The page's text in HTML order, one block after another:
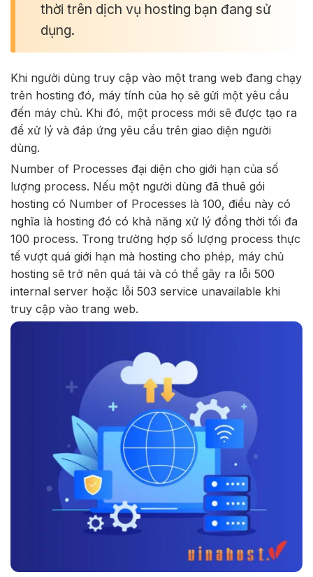
thời trên dịch vụ hosting bạn đang sử
dụng.
Khi người dùng truy cập vào một trang web đang chạy
trên hosting đó, máy tính của họ sẽ gửi một yêu cầu
đến máy chủ. Khi đó, một process mới sẽ được tạo ra
để xử lý và đáp ứng yêu cầu trên giao diện người
dùng.
Number of Processes đại diện cho giới hạn của số
lượng process. Nếu một người dùng đã thuê gói
hosting có Number of Processes là 100, điều này có
nghĩa là hosting đó có khả năng xử lý đồng thời tối đa
100 process. Trong trường hợp số lượng process thực
tế vượt quá giới hạn mà hosting cho phép, máy chủ
hosting sẽ trở nên quá tải và có thể gây ra lỗi 500
internal server hoặc lỗi 503 service unavailable khi
truy cập vào trang web.